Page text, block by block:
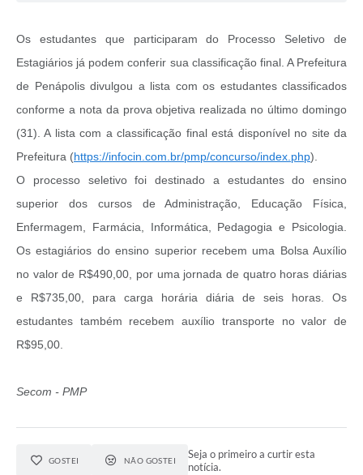
Os estudantes que participaram do Processo Seletivo de
Estagiários já podem conferir sua classificação final. A Prefeitura
de Penápolis divulgou a lista com os estudantes classificados
conforme a nota da prova objetiva realizada no último domingo
(31). A lista com a classificação final está disponível no site da
Prefeitura (https://infocin.com.br/pmp/concurso/index.php).
O processo seletivo foi destinado a estudantes do ensino
superior dos cursos de Administração, Educação Física,
Enfermagem, Farmácia, Informática, Pedagogia e Psicologia.
Os estagiários do ensino superior recebem uma Bolsa Auxílio
no valor de R$490,00, por uma jornada de quatro horas diárias
e R$735,00, para carga horária diária de seis horas. Os
estudantes também recebem auxílio transporte no valor de
R$95,00.
Secom - PMP
GOSTEI NÃO GOSTEI
Seja o primeiro a curtir esta
notícia.